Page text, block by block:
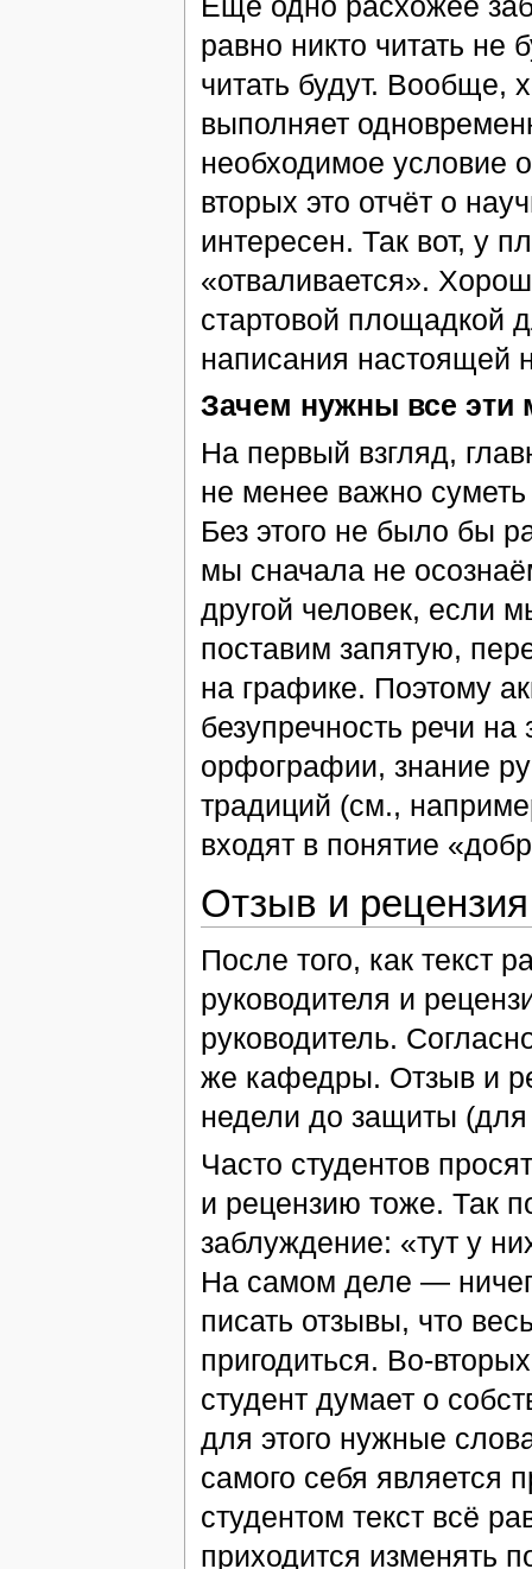
равно никто читать
читать будут. Вообще,
выполняет
необходимое условие
вторых это отчёт о
интересен. Так вот, у
«отваливается».
стартовой площадкой
написания настоящей
Зачем нужны все эти
На первый взгляд,
не менее важно
Без этого не было бы
мы сначала не
другой человек, если
поставим запятую,
на графике. Поэтому
безупречность речи
орфографии, знание
традиций (см.,
входят в понятие
Отзыв и рецензия
После того, как текст
руководителя и
руководитель.
же кафедры. Отзыв и
недели до защиты (для
Часто студентов
и рецензию тоже. Так
заблуждение: «тут у
На самом деле —
писать отзывы, что
пригодиться. Во-
студент думает о
для этого нужные
самого себя является
студентом текст всё
приходится изменять